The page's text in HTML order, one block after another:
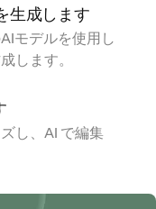
生成します
モデルを使用し
します。
し、AI で編集